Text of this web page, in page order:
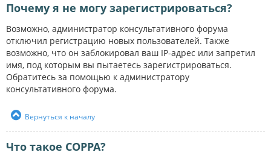
Почему я не могу зарегистрироваться?
Возможно, администратор консультативного форума
отключил регистрацию новых пользователей. Также
возможно, что он заблокировал ваш IP-адрес или запретил
имя, под которым вы пытаетесь зарегистрироваться.
Обратитесь за помощью к администратору
консультативного форума.
Вернуться к началу
Что такое COPPA?